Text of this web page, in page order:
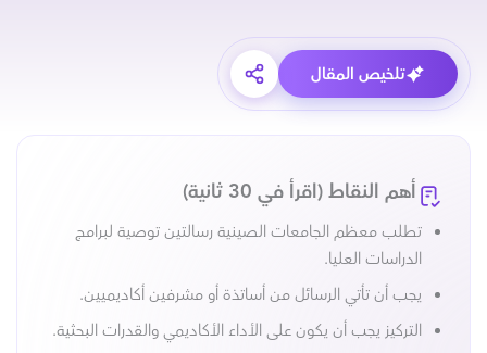
تلخيص المقال
أهم النقاط (اقرأ في 30 ثانية)
تطلب معظم الجامعات الصينية رسالتين توصية لبرامج
الدراسات العليا.
يجب أن تأتي الرسائل من أساتذة أو مشرفين أكاديميين.
التركيز يجب أن يكون على الأداء الأكاديمي والقدرات البحثية.